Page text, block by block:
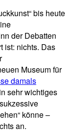
bis heute
der Debatten
ist: nichts. Das
Museum für
damals
sehr wichtiges
könne –
an.